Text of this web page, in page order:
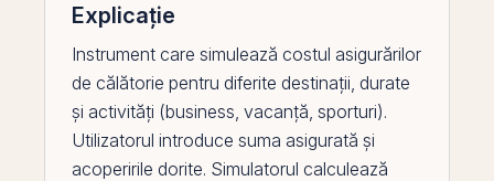
Explicație
Instrument care simulează costul asigurărilor
de călătorie pentru diferite destinații, durate
și activități (business, vacanță, sporturi).
Utilizatorul introduce suma asigurată și
acoperirile dorite. Simulatorul calculează